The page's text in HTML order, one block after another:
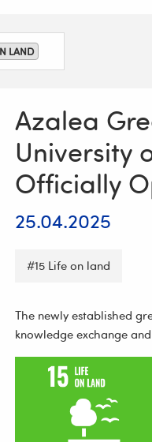
LAND
Azalea
University
Officially
25.04.2025
#15 Life on land
The newly established
knowledge exchange